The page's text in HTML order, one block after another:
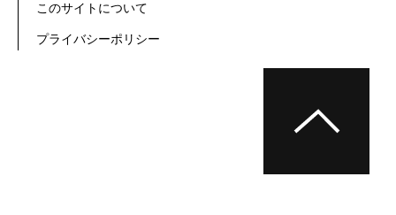
このサイトについて
プライバシーポリシー